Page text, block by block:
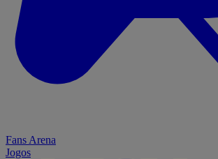
Fans Arena
Jogos